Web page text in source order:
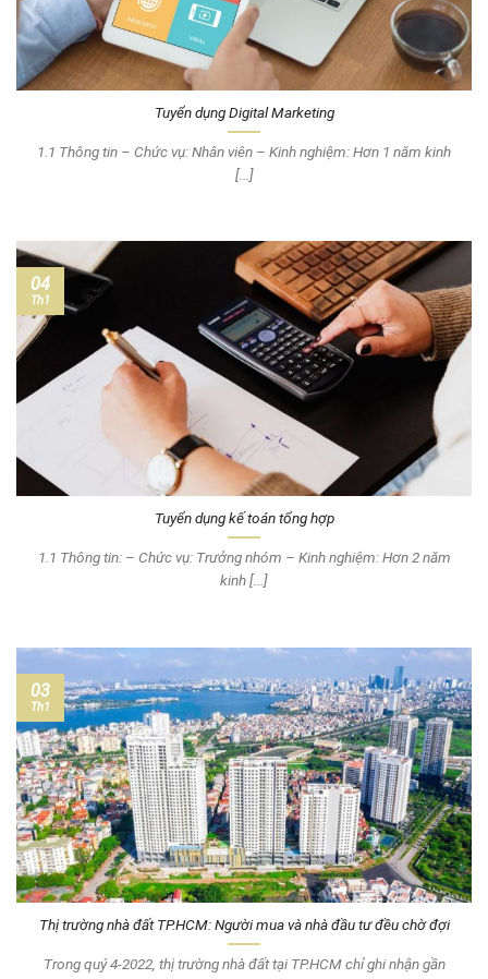
Tuyển dụng Digital Marketing
1.1 Thông tin – Chức vụ: Nhân viên – Kinh nghiệm: Hơn 1 năm kinh
[...]
Tuyển dụng kế toán tổng hợp
1.1 Thông tin: – Chức vụ: Trưởng nhóm – Kinh nghiệm: Hơn 2 năm
kinh [...]
04
Th1
Thị trường nhà đất TP.HCM: Người mua và nhà đầu tư đều chờ đợi
Trong quý 4-2022, thị trường nhà đất tại TP.HCM chỉ ghi nhận gần
03
Th1